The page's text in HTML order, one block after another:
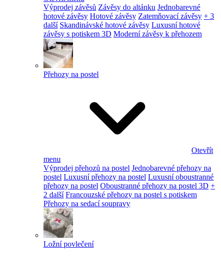
Výprodej závěsů Závěsy do altánku Jednobarevné
hotové závěsy Hotové závěsy Zatemňovací závěsy + 3
další Skandinávské hotové závěsy Luxusní hotové
závěsy s potiskem 3D Moderní závěsy k přehozem
Přehozy na postel
Otevřít
menu
Výprodej přehozů na postel Jednobarevné přehozy na
postel Luxusní přehozy na postel Luxusní oboustranné
přehozy na postel Oboustranné přehozy na postel 3D +
2 další Francouzské přehozy na postel s potiskem
Přehozy na sedací soupravy
Ložní povlečení